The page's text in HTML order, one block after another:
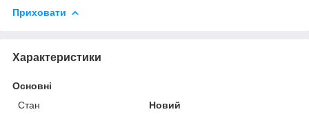
Приховати
Характеристики
Основні
Стан
Новий